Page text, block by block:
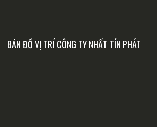
BẢN ĐỒ VỊ TRÍ CÔNG TY NHẤT TÍN PHÁT